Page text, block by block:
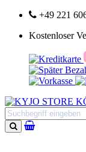
+49 221
Kostenloser
Suchen